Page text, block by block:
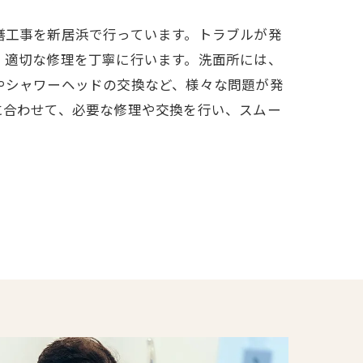
事を新居浜で行っています。トラブルが発
切な修理を丁寧に行います。洗面所には、
ャワーヘッドの交換など、様々な問題が発
わせて、必要な修理や交換を行い、スムー